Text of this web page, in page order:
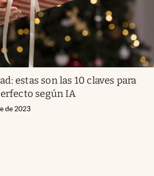
estas son las 10 claves para
según IA
de 2023